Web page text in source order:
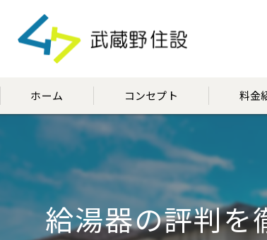
ホーム コンセプト
代表挨拶
料金
給湯器の評判を